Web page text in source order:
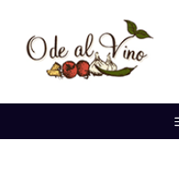
contenuto